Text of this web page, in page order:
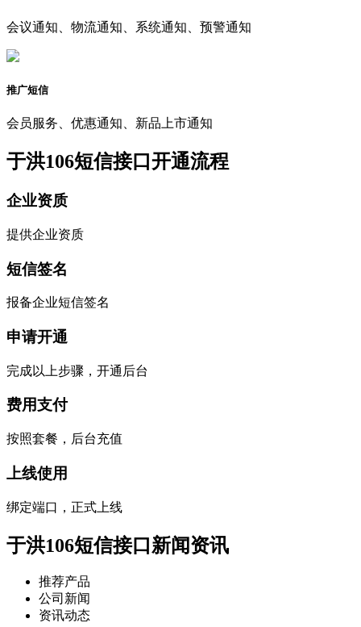
会议通知、物流通知、系统通知、预警通知
推广短信
会员服务、优惠通知、新品上市通知
于洪106短信接口开通流程
企业资质
提供企业资质
短信签名
报备企业短信签名
申请开通
完成以上步骤，开通后台
费用支付
按照套餐，后台充值
上线使用
绑定端口，正式上线
于洪106短信接口新闻资讯
推荐产品
公司新闻
资讯动态